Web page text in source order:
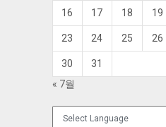
16 17 18 19
23 24 25 26
30
31
« 7월